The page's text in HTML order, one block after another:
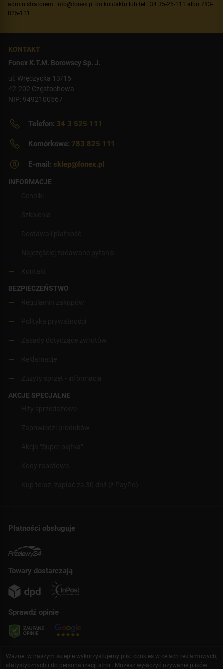
administratorem: info@fonex.pl do kontaktu lub tel.: 34 35-25-111 albo 783-
825-111
KONTAKT
Fonex K.T.M. Borowscy Sp. J.
ul. Wręczycka 13/15
42-202 Częstochowa
NIP: 9492100567
Telefon: 34 3 525 111
Komórkowe: 783 825 111
E-mail: sklep@fonex.pl
INFORMACJE
BEZPIECZEŃSTWO
AKCJE SPECJALNE
Płatności obsługuje
Towary dostarczają
Sprawdź opinie
Ważne: w naszym sklepie wykorzystujemy pliki cookies w celach reklamowych,
statystycznych i do personalizacji stron. Możesz wyłączyć używanie plików